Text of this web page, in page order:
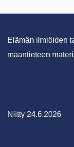
Elämän ilmiöiden
maantieteen
Niitty 24.6.2026